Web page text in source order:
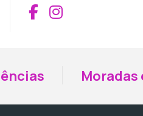
Aceder ao
Aceder ao
Moradas